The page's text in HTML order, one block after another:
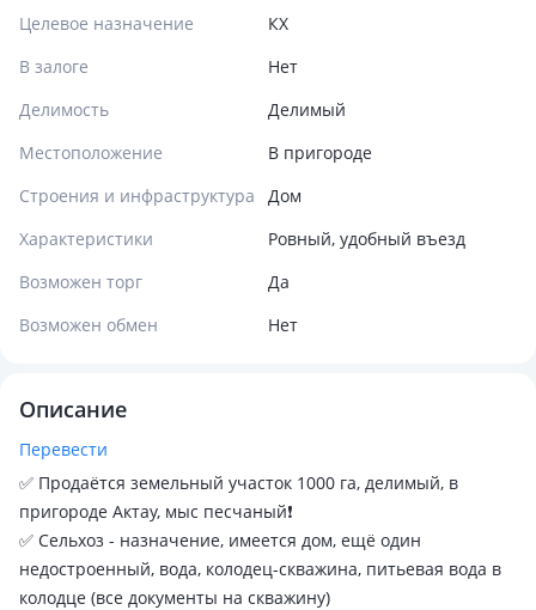
Целевое назначение
КХ
В залоге
Нет
Делимость
Делимый
Местоположение
В пригороде
Строения и инфраструктура
Дом
Характеристики
Ровный, удобный въезд
Возможен торг
Да
Возможен обмен
Нет
Описание
Перевести
✅ Продаётся земельный участок 1000 га, делимый, в
пригороде Актау, мыс песчаный❗
✅ Сельхоз - назначение, имеется дом, ещё один
недостроенный, вода, колодец-скважина, питьевая вода в
колодце (все документы на скважину)